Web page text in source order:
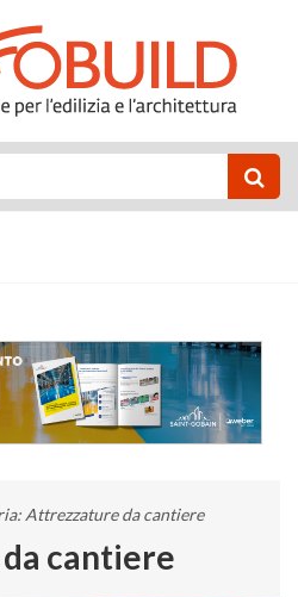
Attrezzature da cantiere
cantiere